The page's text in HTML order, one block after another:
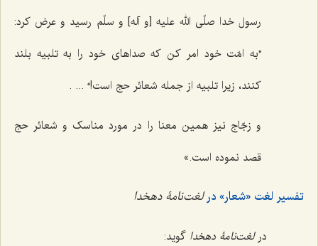
رسول خدا صلّی الله علیه [و آله] و سلّم رسید و عرض کرد:
”به امّت خود امر کن که صداهای خود را به تلبیه بلند
کنند، زیرا تلبیه از جمله شعائر حج است!“ ... .
و زجّاج نیز همین معنا را در مورد مناسک و شعائر حج
قصد نموده است.»
تفسیر لغت «شعار» درلغت‌نامۀ دهخدا
درلغت‌نامۀ دهخدا گوید: